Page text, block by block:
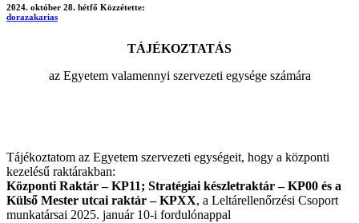
2024. október 28. hétfő Közzétette:
dorazakarias
TÁJÉKOZTATÁS
az Egyetem valamennyi szervezeti egysége számára
Tájékoztatom az Egyetem szervezeti egységeit, hogy a központi
kezelésű raktárakban:
Központi Raktár – KP11; Stratégiai készletraktár – KP00 és a
Külső Mester utcai raktár – KPXX, a Leltárellenőrzési Csoport
munkatársai 2025. január 10-i fordulónappal